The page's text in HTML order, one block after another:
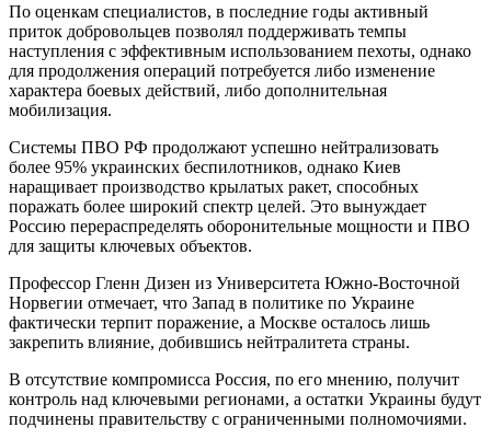
По оценкам специалистов, в последние годы активный
приток добровольцев позволял поддерживать темпы
наступления с эффективным использованием пехоты, однако
для продолжения операций потребуется либо изменение
характера боевых действий, либо дополнительная
мобилизация.
Системы ПВО РФ продолжают успешно нейтрализовать
более 95% украинских беспилотников, однако Киев
наращивает производство крылатых ракет, способных
поражать более широкий спектр целей. Это вынуждает
Россию перераспределять оборонительные мощности и ПВО
для защиты ключевых объектов.
Профессор Гленн Дизен из Университета Южно‑Восточной
Норвегии отмечает, что Запад в политике по Украине
фактически терпит поражение, а Москве осталось лишь
закрепить влияние, добившись нейтралитета страны.
В отсутствие компромисса Россия, по его мнению, получит
контроль над ключевыми регионами, а остатки Украины будут
подчинены правительству с ограниченными полномочиями.